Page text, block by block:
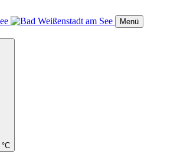
Menü